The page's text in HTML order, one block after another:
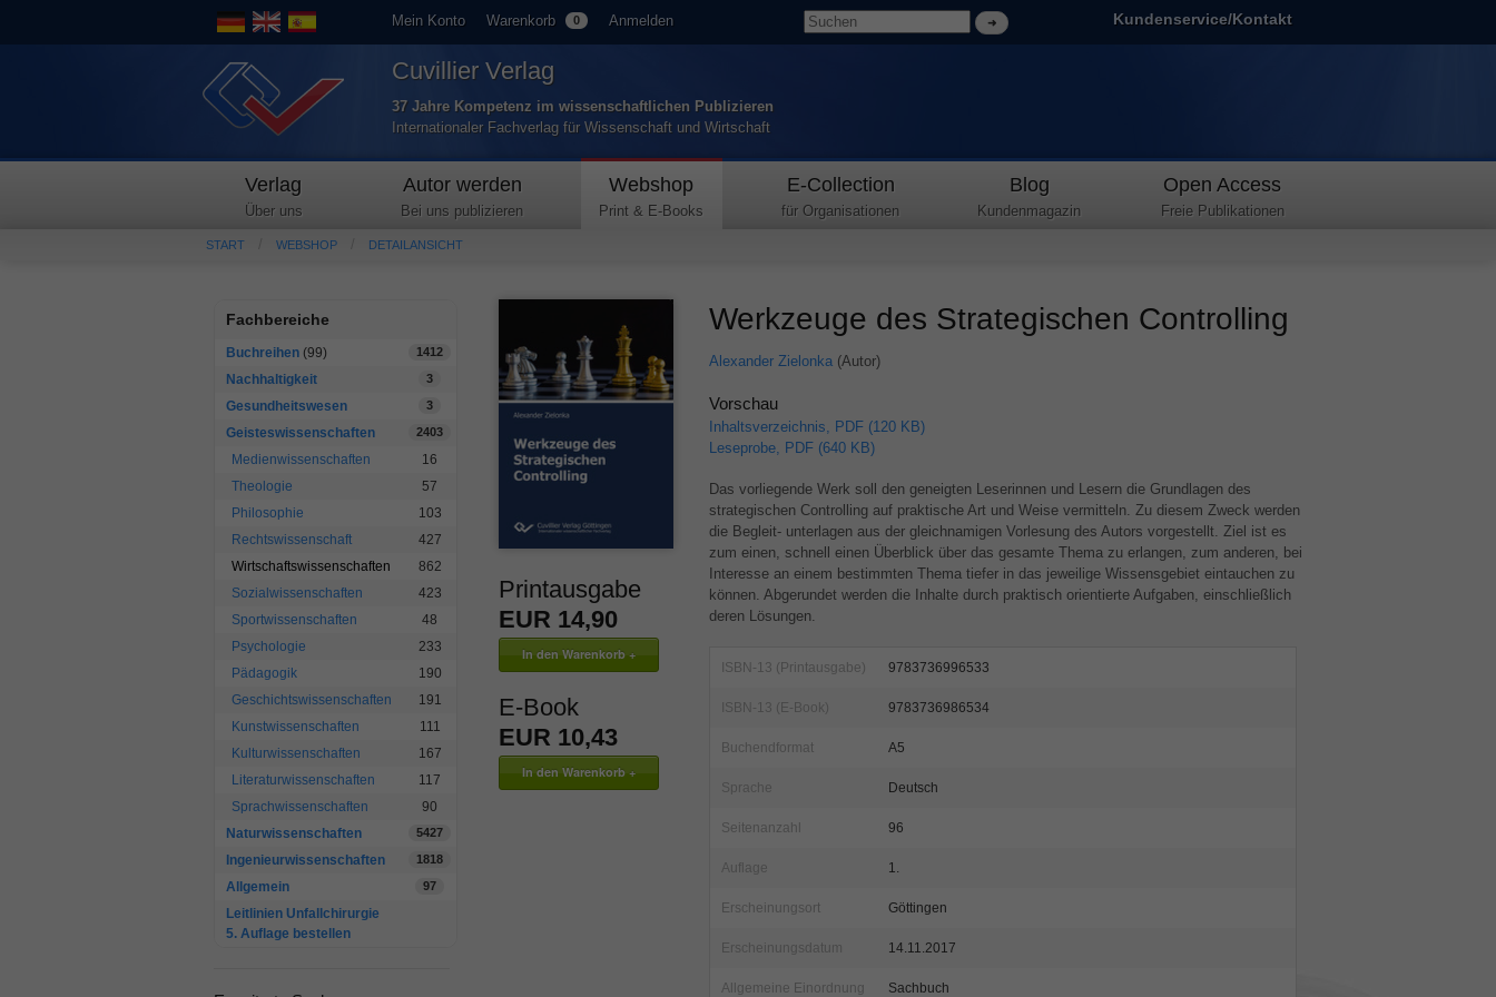
Mein Konto Warenkorb 0 Anmelden Kundenservice/Kontakt
Cuvillier Verlag
37 Jahre Kompetenz im wissenschaftlichen Publizieren
Internationaler Fachverlag für Wissenschaft und Wirtschaft
Verlag
Über uns
Autor werden
Bei uns publizieren
Webshop
Print & E-Books
E-Collection
für Organisationen
Blog
Kundenmagazin
Open Access
Freie Publikationen
START WEBSHOP DETAILANSICHT
Fachbereiche
Buchreihen (99) 1412
Nachhaltigkeit 3
Gesundheitswesen 3
Geisteswissenschaften 2403
Medienwissenschaften
16
Theologie
57
Philosophie
103
Rechtswissenschaft
427
Wirtschaftswissenschaften
862
Sozialwissenschaften
423
Sportwissenschaften
48
Psychologie
233
Pädagogik
190
Geschichtswissenschaften
191
Kunstwissenschaften
111
Kulturwissenschaften
167
Literaturwissenschaften
117
Sprachwissenschaften
90
Naturwissenschaften
5427
Ingenieurwissenschaften 1818
Allgemein 97
Leitlinien Unfallchirurgie
5. Auflage bestellen
Printausgabe
EUR 14,90
E-Book
EUR 10,43
Werkzeuge des Strategischen Controlling
Alexander Zielonka(Autor)
Vorschau
Inhaltsverzeichnis, PDF (120 KB)
Leseprobe, PDF (640 KB)
Das vorliegende Werk soll den geneigten Leserinnen und Lesern die Grundlagen des
strategischen Controlling auf praktische Art und Weise vermitteln. Zu diesem Zweck werden
die Begleit- unterlagen aus der gleichnamigen Vorlesung des Autors vorgestellt. Ziel ist es
zum einen, schnell einen Überblick über das gesamte Thema zu erlangen, zum anderen, bei
Interesse an einem bestimmten Thema tiefer in das jeweilige Wissensgebiet eintauchen zu
können. Abgerundet werden die Inhalte durch praktisch orientierte Aufgaben, einschließlich
deren Lösungen.
ISBN-13 (Printausgabe) 9783736996533
ISBN-13 (E-Book) 9783736986534
Buchendformat A5
Sprache Deutsch
Seitenanzahl 96
Auflage 1.
Erscheinungsort Göttingen
Erscheinungsdatum 14.11.2017
Allgemeine Einordnung Sachbuch